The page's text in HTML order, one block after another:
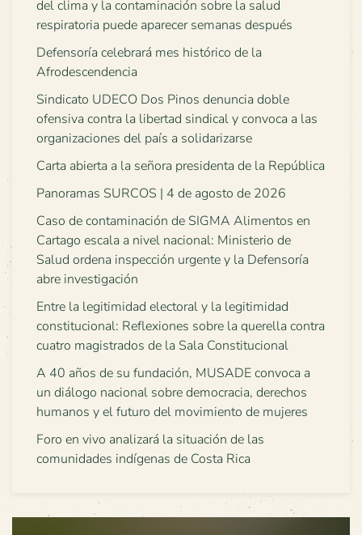
del clima y la contaminación sobre la salud
respiratoria puede aparecer semanas después
Defensoría celebrará mes histórico de la
Afrodescendencia
Sindicato UDECO Dos Pinos denuncia doble
ofensiva contra la libertad sindical y convoca a las
organizaciones del país a solidarizarse
Carta abierta a la señora presidenta de la República
Panoramas SURCOS | 4 de agosto de 2026
Caso de contaminación de SIGMA Alimentos en
Cartago escala a nivel nacional: Ministerio de
Salud ordena inspección urgente y la Defensoría
abre investigación
Entre la legitimidad electoral y la legitimidad
constitucional: Reflexiones sobre la querella contra
cuatro magistrados de la Sala Constitucional
A 40 años de su fundación, MUSADE convoca a
un diálogo nacional sobre democracia, derechos
humanos y el futuro del movimiento de mujeres
Foro en vivo analizará la situación de las
comunidades indígenas de Costa Rica